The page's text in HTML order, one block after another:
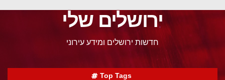
ירושלים שלי
חדשות ירושלים ומידע עירוני
Top Tags